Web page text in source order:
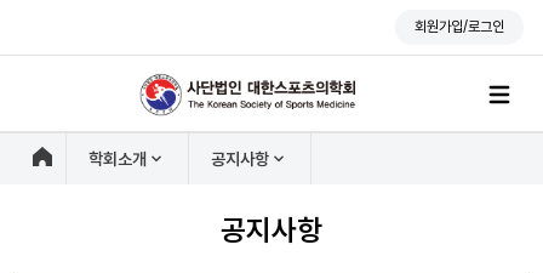
회원가입/로그인
학회소개 공지사항
공지사항